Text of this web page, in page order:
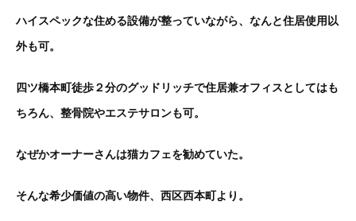
ハイスペックな住める設備が整っていながら、なんと住居使用以
外も可。
四ツ橋本町徒歩２分のグッドリッチで住居兼オフィスとしてはも
ちろん、整骨院やエステサロンも可。
なぜかオーナーさんは猫カフェを勧めていた。
そんな希少価値の高い物件、西区西本町より。